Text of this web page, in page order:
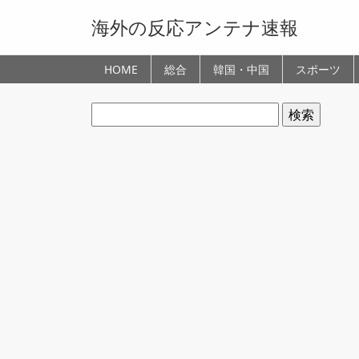
海外の反応アンテナ速報
HOME 総合 韓国・中国 スポーツ
索: